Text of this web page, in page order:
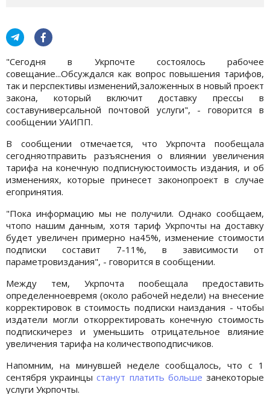
"Сегодня в Укрпочте состоялось рабочее
совещание...Обсуждался как вопрос повышения тарифов,
так и перспективы изменений,заложенных в новый проект
закона, который включит доставку прессы в
составуниверсальной почтовой услуги", - говорится в
сообщении УАИПП.
В сообщении отмечается, что Укрпочта пообещала
сегодняотправить разъяснения о влиянии увеличения
тарифа на конечную подписнуюстоимость издания, и об
изменениях, которые принесет законопроект в случае
егопринятия.
"Пока информацию мы не получили. Однако сообщаем,
чтопо нашим данным, хотя тариф Укрпочты на доставку
будет увеличен примерно на45%, изменение стоимости
подписки составит 7-11%, в зависимости от
параметровиздания", - говорится в сообщении.
Между тем, Укрпочта пообещала предоставить
определенноевремя (около рабочей недели) на внесение
корректировок в стоимость подписки наиздания - чтобы
издатели могли откорректировать конечную стоимость
подпискичерез и уменьшить отрицательное влияние
увеличения тарифа на количествоподписчиков.
Напомним, на минувшей неделе сообщалось, что с 1
сентября украинцыстанут платить больше занекоторые
услуги Укрпочты.